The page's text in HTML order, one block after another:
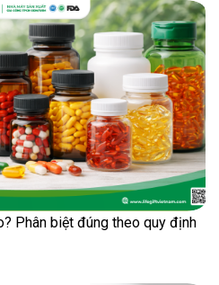
Phân biệt đúng theo quy định